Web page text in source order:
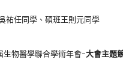
祐任同學、碩班王則元同學
生物醫學聯合學術年會-大會主題